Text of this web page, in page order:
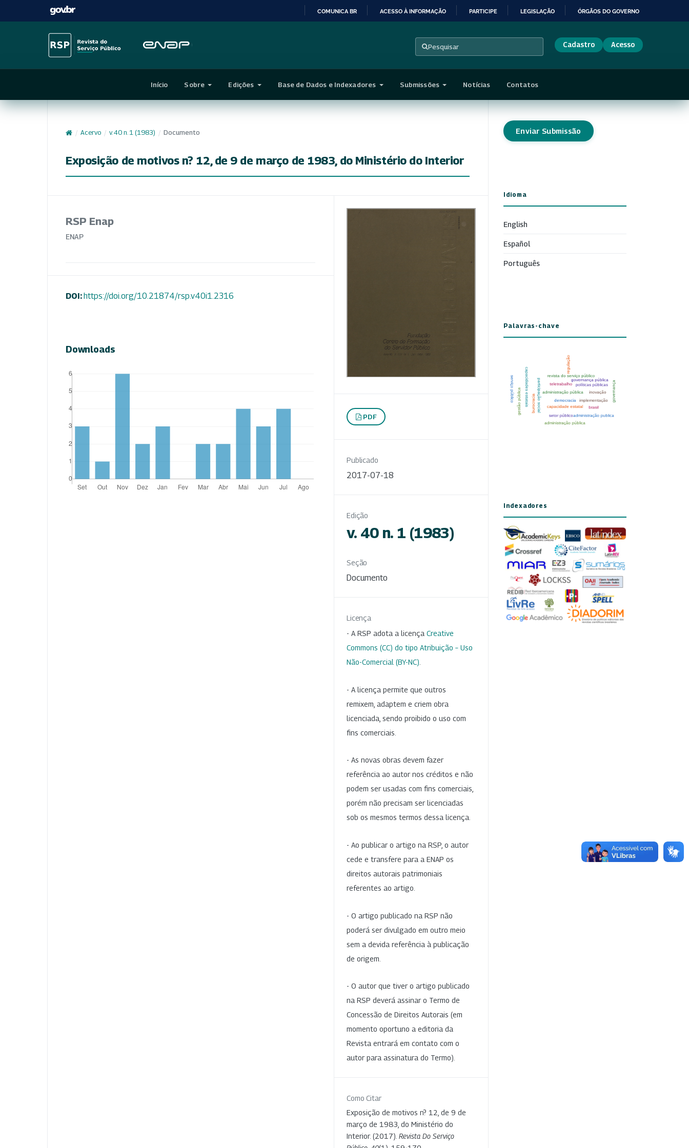
CONTEÚDO
COMUNICA BR ACESSO À INFORMAÇÃO PARTICIPE LEGISLAÇÃO ÓRGÃOS DO GOVERNO
Pesquisar Cadastro Acesso
Início Sobre Edições Base de Dados e Indexadores Submissões Notícias Contatos
/ Acervo / v. 40 n. 1 (1983) / Documento
Exposição de motivos n? 12, de 9 de março de 1983, do Ministério do Interior
RSP Enap
ENAP
DOI:https://doi.org/10.21874/rsp.v40i1.2316
Downloads
PDF
Publicado
2017-07-18
Edição
v. 40 n. 1 (1983)
Seção
Documento
Licença
- A RSP adota a licença Creative
Commons (CC) do tipo Atribuição – Uso
Não-Comercial (BY-NC)
- A licença permite que outros
remixem, adaptem e criem obra
licenciada, sendo proibido o uso com
fins comerciais.
- As novas obras devem fazer
referência ao autor nos créditos e não
podem ser usadas com fins comerciais,
porém não precisam ser licenciadas
sob os mesmos termos dessa licença.
- Ao publicar o artigo na RSP, o autor
cede e transfere para a ENAP os
direitos autorais patrimoniais
referentes ao artigo.
- O artigo publicado na RSP não
poderá ser divulgado em outro meio
sem a devida referência à publicação
de origem.
- O autor que tiver o artigo publicado
na RSP deverá assinar o Termo de
Concessão de Direitos Autorais (em
momento oportuno a editoria da
Revista entrará em contato com o
autor para assinatura do Termo).
Como Citar
Exposição de motivos n? 12, de 9 de
março de 1983, do Ministério do
Interior. (2017). Revista Do Serviço
Enviar Submissão
Idioma
English
Español
Português
Palavras-chave
Indexadores